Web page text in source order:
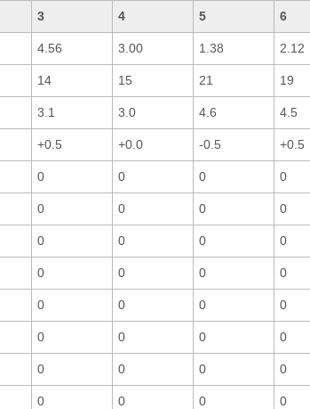
3 4 5 6
4.56 3.00 1.38 2.12
14 15 21 19
3.1 3.0 4.6 4.5
+0.5 +0.0 -0.5 +0.5
0 0 0 0
0 0 0 0
0 0 0 0
0 0 0 0
0 0 0 0
0 0 0 0
0 0 0 0
0 0 0 0